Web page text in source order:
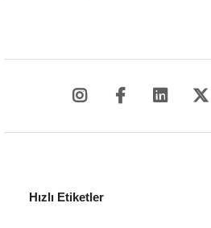
Hızlı Etiketler